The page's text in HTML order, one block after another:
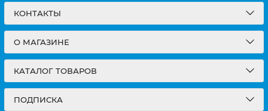
КОНТАКТЫ
О МАГАЗИНЕ
КАТАЛОГ ТОВАРОВ
ПОДПИСКА